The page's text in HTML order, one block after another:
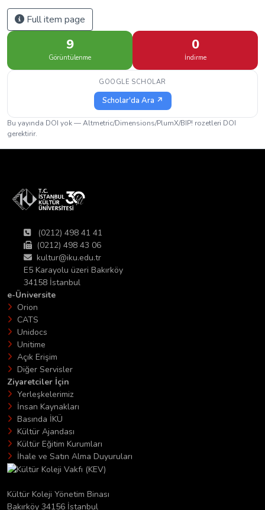
Full item page
9
Görüntülenme
0
İndirme
GOOGLE SCHOLAR
Scholar'da Ara ↗
Bu yayında DOI yok — Altmetric/Dimensions/PlumX/BIP! rozetleri DOI
gerektirir.
(0212) 498 41 41
(0212) 498 43 06
kultur@iku.edu.tr
E5 Karayolu üzeri Bakırköy
34158 İstanbul
e-Üniversite
Orion
CATS
Unidocs
Unitime
Açık Erişim
Diğer Servisler
Ziyaretciler İçin
Yerleşkelerimiz
İnsan Kaynakları
Basında İKÜ
Kültür Ajandası
Kültür Eğitim Kurumları
İhale ve Satın Alma Duyuruları
Kültür Koleji Yönetim Binası
Bakırköy 34156 İstanbul